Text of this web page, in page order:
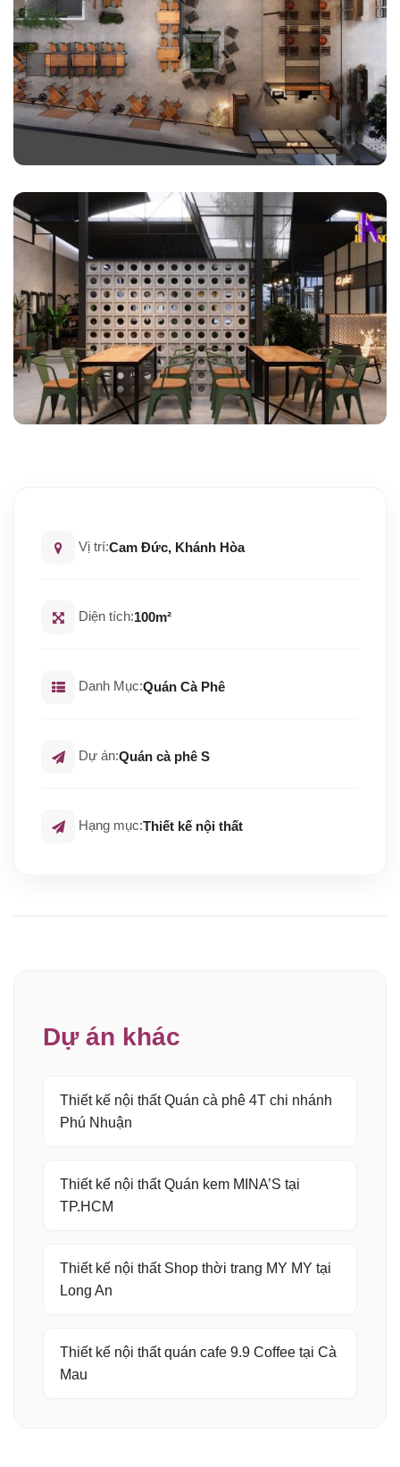
Vị trí:Cam Đức, Khánh Hòa
Diện tích:100m²
Danh Mục:Quán Cà Phê
Dự án:Quán cà phê S
Hạng mục:Thiết kế nội thất
Dự án khác
Thiết kế nội thất Quán cà phê 4T chi nhánh
Phú Nhuận
Thiết kế nội thất Quán kem MINA’S tại
TP.HCM
Thiết kế nội thất Shop thời trang MY MY tại
Long An
Thiết kế nội thất quán cafe 9.9 Coffee tại Cà
Mau